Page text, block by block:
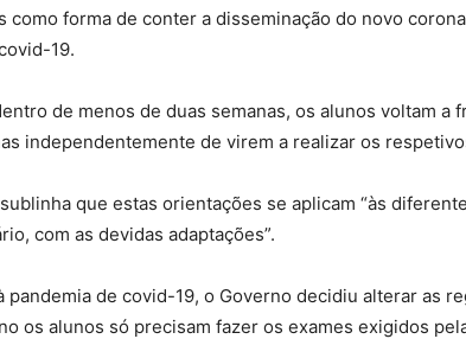
como forma de conter a disseminação do novo
19.
de menos de duas semanas, os alunos voltam a
independentemente de virem a realizar os
que estas orientações se aplicam “às
com as devidas adaptações”.
pandemia de covid-19, o Governo decidiu alterar as
os alunos só precisam fazer os exames exigidos